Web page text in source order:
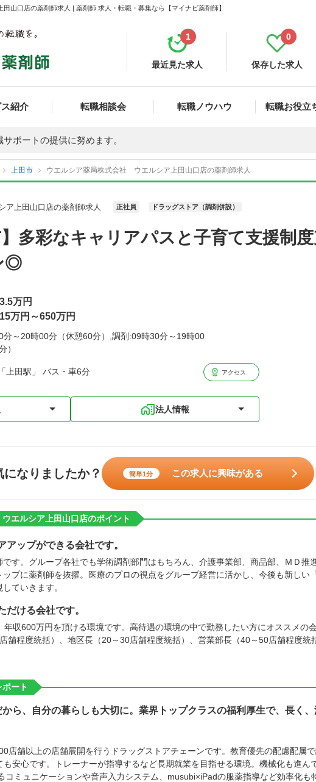
山口店の薬剤師求人 | 薬剤師 求人・転職・募集なら【マイナビ薬剤師】
最近見た求人
1
保存した求人
0
紹介 転職相談会 転職ノウハウ 転職お役立
ポートの提供に努めます。
上田市 ウエルシア薬局株式会社 ウエルシア上田山口店の薬剤師求人
ア上田山口店の薬剤師求人 正社員 ドラッグストア（調剤併設）
】多彩なキャリアパスと子育て支援制
◎
万円
万円～650万円
分～20時00分（休憩60分）,調剤:09時30分～19時00
）
上田駅」 バス・車6分 アクセス
法人情報
なりましたか？ 簡単1分 この求人に興味がある
エルシア上田山口店のポイント
アップができる会社です。
す。グループ各社でも学術調剤部門はもちろん、介護事業部、商品部、ＭＤ推
プに薬剤師を抜擢。医療のプロの視点をグループ経営に活かし、今後も新しい
ていきます。
だける会社です。
収600万円を頂ける環境です。高待遇の環境の中で勤務したい方にオススメの会
舗程度統括）、地区長（20～30店舗程度統括）、営業部長（40～50店舗程度統
ート
ら、自分の暮らしも大切に。業界トップクラスの福利厚生で、長く、
店舗以上の店舗展開を行うドラッグストアチェーンです。教育優先の配慮配属
も安心です。トレーナーが指導するなど長期就業を目指せる環境。機械化も進ん
コミュニケーションや音声入力システム、musubi×iPadの服薬指導など効率化も